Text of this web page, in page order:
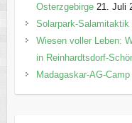
Osterzgebirge 21. Juli
Solarpark-Salamitaktik
Wiesen voller Leben:
in Reinhardtsdorf-
Madagaskar-AG-Camp